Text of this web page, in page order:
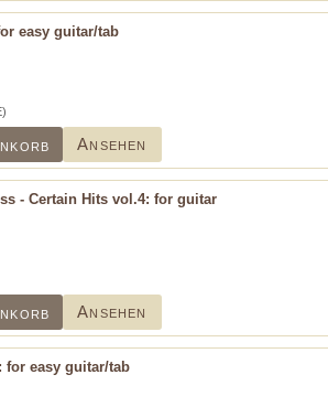
easy guitar/tab
Ansehen
- Certain Hits vol.4: for guitar
Ansehen
for easy guitar/tab